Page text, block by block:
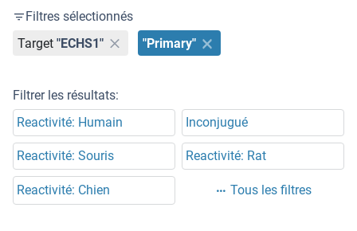
Filtres sélectionnés
Target "ECHS1" "Primary"
Filtrer les résultats:
Reactivité: Humain
Inconjugué
Reactivité: Souris Reactivité: Rat
Reactivité: Chien Tous les filtres